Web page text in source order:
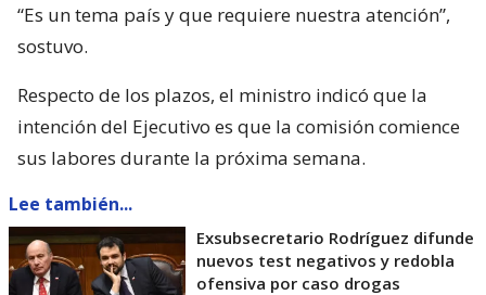
“Es un tema país y que requiere nuestra atención”,
sostuvo.
Respecto de los plazos, el ministro indicó que la
intención del Ejecutivo es que la comisión comience
sus labores durante la próxima semana.
Lee también...
Exsubsecretario Rodríguez difunde
nuevos test negativos y redobla
ofensiva por caso drogas